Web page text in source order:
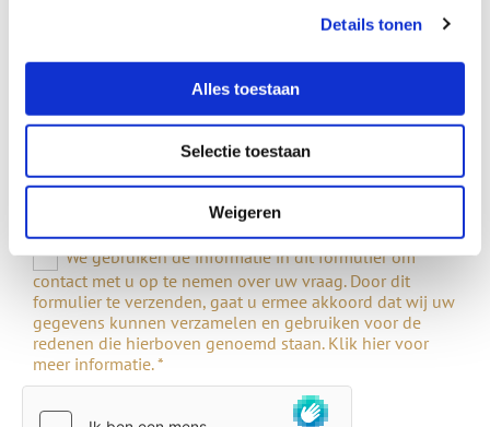
Details tonen
Alles toestaan
Selectie toestaan
Weigeren
We gebruiken de informatie in dit formulier om
contact met u op te nemen over uw vraag. Door dit
formulier te verzenden, gaat u ermee akkoord dat wij uw
gegevens kunnen verzamelen en gebruiken voor de
redenen die hierboven genoemd staan. Klik hier voor
meer informatie. *